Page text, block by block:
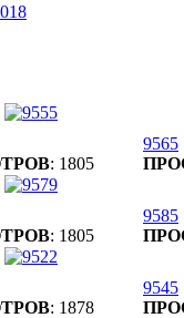
: 1805
9565
: 1805
9585
: 1878
9545